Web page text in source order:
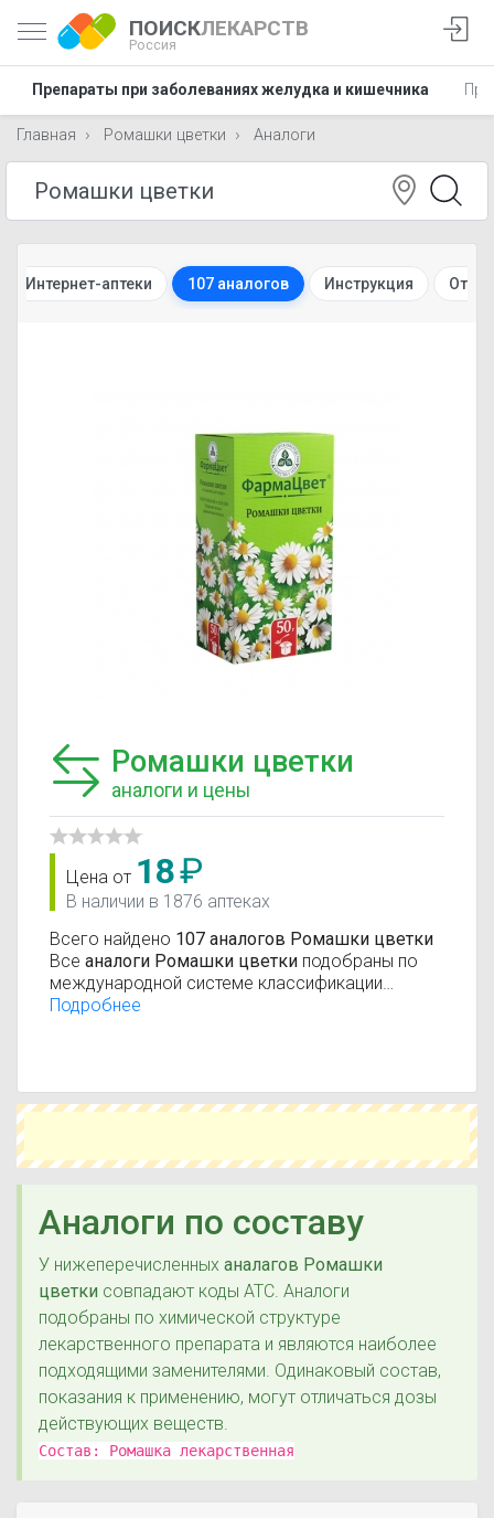
ПОИСКЛЕКАРСТВ
Россия
Препараты при заболеваниях желудка и кишечника
Главная Ромашки цветки Аналоги
Интернет-аптеки 107 аналогов Инструкция
Ромашки цветки
аналоги и цены
Цена от 18₽
В наличии в 1876 аптеках
Всего найдено 107 аналогов Ромашки цветки
Все аналоги Ромашки цветки подобраны по
международной системе классификации
лекарственных средств АТС (анатомо-
обмена вешеств
Подробнее
Аналоги по составу
У нижеперечисленных аналагов Ромашки
цветки совпадают коды ATC. Аналоги
подобраны по химической структуре
лекарственного препарата и являются наиболее
подходящими заменителями. Одинаковый состав,
показания к применению, могут отличаться дозы
действующих веществ.
Состав: Ромашка лекарственная